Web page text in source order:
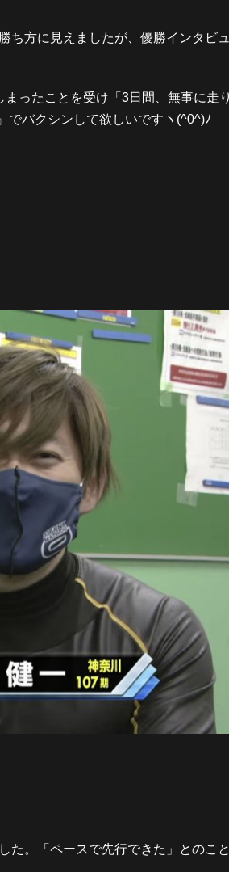
方に見えましたが、優勝インタビ
ったことを受け「3日間、無事に走
でバクシンして欲しいですヽ(^0^)ﾉ
。「ペースで先行できた」とのこ